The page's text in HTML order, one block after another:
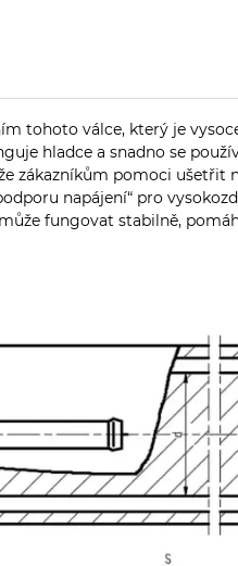
tohoto válce, který je
hladce a snadno se
zákazníkům pomoci ušetřit
napájení“ pro
fungovat stabilně,